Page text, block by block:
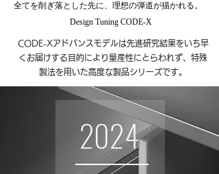
全てを削ぎ落とした先に、理想の弾道が描かれる。
Design Tuning CODE-X
CODE-Xアドバンスモデルは先進研究結果をいち早
くお届けする目的により量産性にとらわれず、特殊
製法を用いた高度な製品シリーズです。
2024